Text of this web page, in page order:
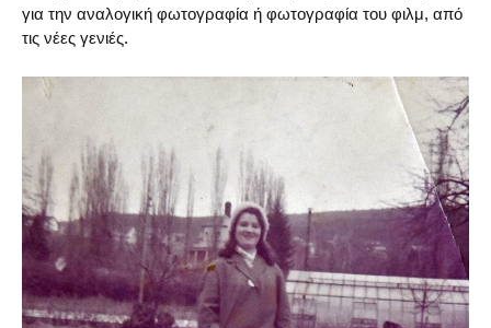
για την αναλογική φωτογραφία ή φωτογραφία του φιλμ, από
τις νέες γενιές.